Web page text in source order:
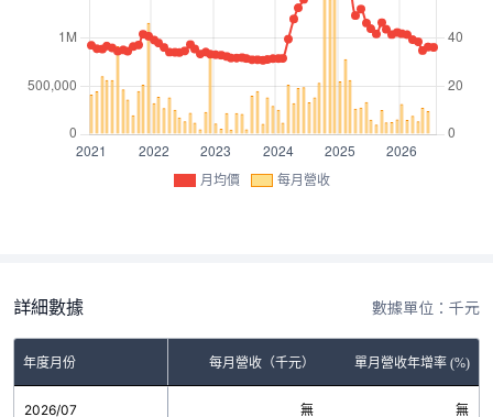
月均價 每月營收
詳細數據 數據單位：千元
年度月份 每月營收（千元） 單月營收年增率 (%)
2026/07 無 無